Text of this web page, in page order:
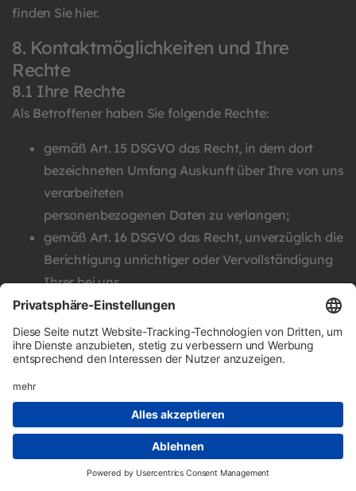
finden Sie hier.
8. Kontaktmöglichkeiten und Ihre
Rechte
8.1 Ihre Rechte
Als Betroffener haben Sie folgende Rechte:
gemäß Art. 15 DSGVO das Recht, in dem dort
bezeichneten Umfang Auskunft über Ihre von uns
verarbeiteten
personenbezogenen Daten zu verlangen;
gemäß Art. 16 DSGVO das Recht, unverzüglich die
Berichtigung unrichtiger oder Vervollständigung
Ihrer bei uns
gespeicherten personenbezogenen Daten zu
verlangen;
gemäß Art. 17 DSGVO das Recht, die Löschung
soweit nicht die weitere Verarbeitung
zur Ausübung des Rechts auf freie
Meinungsäußerung und Information;
zur Erfüllung einer rechtlichen